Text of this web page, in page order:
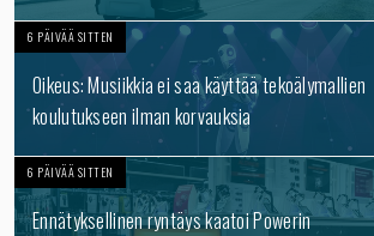
6 PÄIVÄÄ SITTEN
Oikeus: Musiikkia ei saa käyttää tekoälymallien
koulutukseen ilman korvauksia
6 PÄIVÄÄ SITTEN
Ennätyksellinen ryntäys kaatoi Powerin